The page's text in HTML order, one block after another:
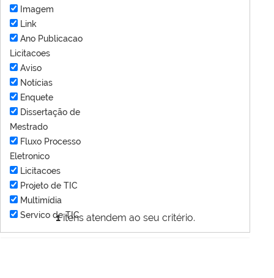
1itens atendem ao seu critério.
Imagem
Link
Ano Publicacao
Licitacoes
Aviso
Notícias
Enquete
Dissertação de
Mestrado
Fluxo Processo
Eletronico
Licitacoes
Projeto de TIC
Multimídia
Servico de TIC